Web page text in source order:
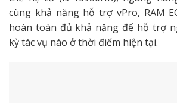
cùng khả năng hỗ trợ vPro, RAM
hoàn toàn đủ khả năng để hỗ trợ
kỳ tác vụ nào ở thời điểm hiện tại.